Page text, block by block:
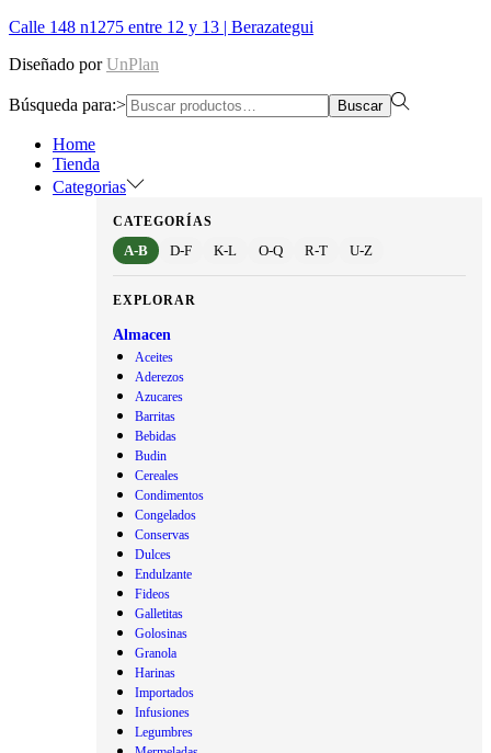
Calle 148 n1275 entre 12 y 13 | Berazategui
Diseñado porUnPlan
Búsqueda para:> Buscar
Home
Tienda
Categorias
CATEGORÍAS
A-B D-F K-L O-Q R-T U-Z
EXPLORAR
Almacen
Aceites
Aderezos
Azucares
Barritas
Bebidas
Budin
Cereales
Condimentos
Congelados
Conservas
Dulces
Endulzante
Fideos
Galletitas
Golosinas
Granola
Harinas
Importados
Infusiones
Legumbres